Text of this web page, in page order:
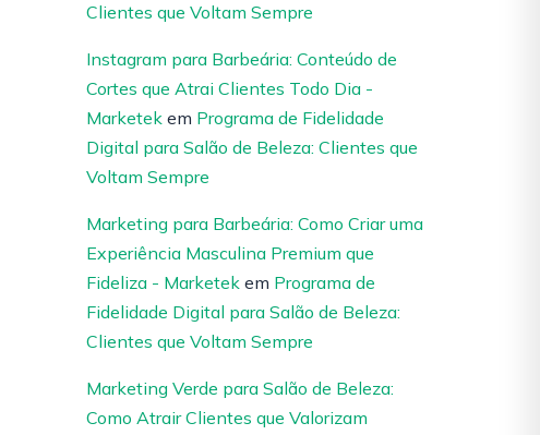
Clientes que Voltam Sempre
Instagram para Barbeária: Conteúdo de
Cortes que Atrai Clientes Todo Dia -
Marketek em Programa de Fidelidade
Digital para Salão de Beleza: Clientes que
Voltam Sempre
Marketing para Barbeária: Como Criar uma
Experiência Masculina Premium que
Fideliza - Marketek em Programa de
Fidelidade Digital para Salão de Beleza:
Clientes que Voltam Sempre
Marketing Verde para Salão de Beleza:
Como Atrair Clientes que Valorizam